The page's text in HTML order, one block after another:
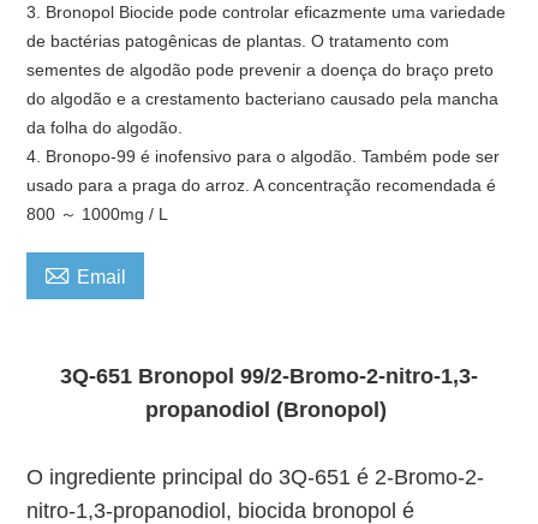
3. Bronopol Biocide pode controlar eficazmente uma variedade
de bactérias patogênicas de plantas. O tratamento com
sementes de algodão pode prevenir a doença do braço preto
do algodão e a crestamento bacteriano causado pela mancha
da folha do algodão.
4. Bronopo-99 é inofensivo para o algodão. Também pode ser
usado para a praga do arroz. A concentração recomendada é
800 ～ 1000mg / L
 Email
3Q-651 Bronopol 99/2-Bromo-2-nitro-1,3-
propanodiol (Bronopol)
O ingrediente principal do 3Q-651 é 2-Bromo-2-
nitro-1,3-propanodiol, biocida bronopol é